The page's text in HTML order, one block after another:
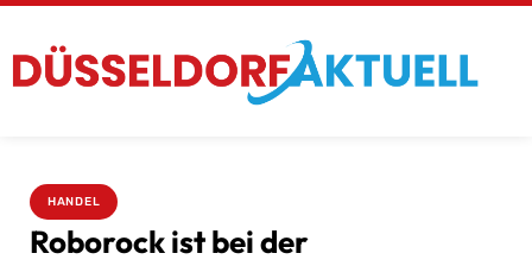
HANDEL
Roborock ist bei der